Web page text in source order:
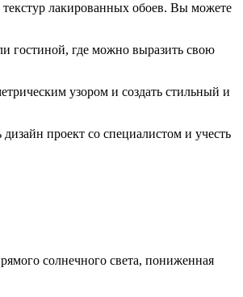
лакированных обоев. Вы можете
гостиной, где можно выразить свою
узором и создать стильный и
проект со специалистом и учесть
солнечного света, пониженная